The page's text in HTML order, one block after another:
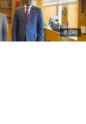
© (DR)